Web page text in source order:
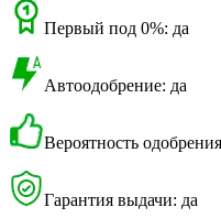
Первый под 0%: да
Автоодобрение: да
Вероятность
Гарантия выдачи: да